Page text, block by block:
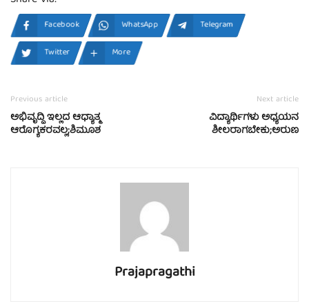
Facebook WhatsApp
Telegram
Twitter
More
Previous article
ಅಭಿವೃದ್ದಿ ಇಲ್ಲದ ಆಧ್ಯಾತ್ಮ
ಆರೊಗ್ಯಕರವಲ್ಲ;ಶಿಮೂಶ
Next article
ವಿದ್ಯಾರ್ಥಿಗಳು ಅಧ್ಯಯನ
ಶೀಲರಾಗಬೇಕು;ಅರುಣ
Prajapragathi